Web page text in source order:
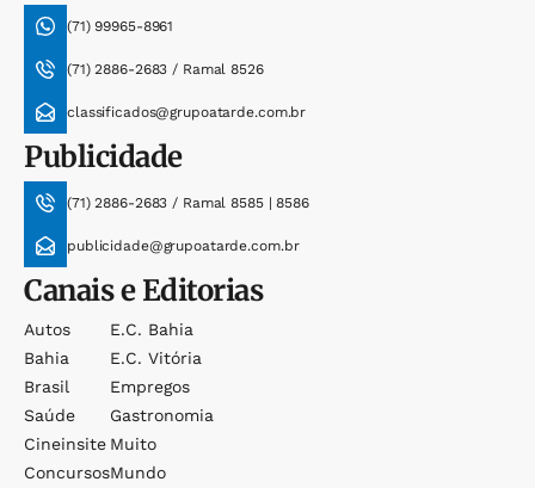
(71) 99965-8961
(71) 2886-2683 / Ramal 8526
classificados@grupoatarde.com.br
Publicidade
(71) 2886-2683 / Ramal 8585 | 8586
publicidade@grupoatarde.com.br
Canais e Editorias
Autos
Bahia
Brasil
Saúde
Cineinsite
Concursos
E.c. Bahia
E.c. Vitória
Empregos
Gastronomia
Muito
Mundo